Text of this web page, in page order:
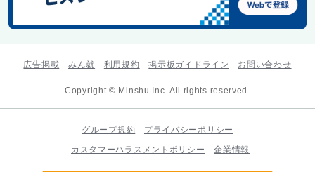
広告掲載 みん就 利用規約 掲示板ガイドライン お問い合わせ
Copyright © Minshu Inc. All rights reserved.
グループ規約
プライバシーポリシー
カスタマーハラスメントポリシー
企業情報